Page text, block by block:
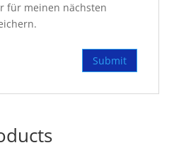
für meinen nächsten